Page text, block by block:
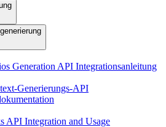
Generation API Integrationsanleitung
Generierungs-API
API Integration and Usage